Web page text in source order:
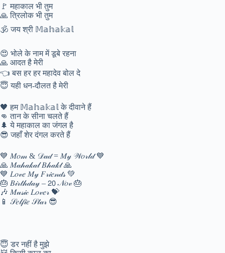
🚩 महाकाल भी तुम
🙏 त्रिलोक भी तुम
🕉️ जय श्री 𝕄𝕒𝕙𝕒𝕜𝕒𝕝
😍 भोले के नाम में डूबे रहना
🙏 आदत है मेरी
👈 बस हर हर महादेव बोल दे
😇 यही धन-दौलत है मेरी
🖤 हम 𝕄𝕒𝕙𝕒𝕜𝕒𝕝 के दीवाने हैं
👊 तान के सीना चलते हैं
🌲 ये महाकाल का जंगल है
😎 जहाँ शेर दंगल करते हैं
💙 𝑀𝑜𝓂 & 𝒟𝒶𝒹 = 𝑀𝓎 𝒲𝑜𝓇𝓁𝒹 💙
🙏 𝑀𝒶𝒽𝒶𝓀𝒶𝓁 𝐵𝒽𝒶𝓀𝓉 🙏
💙 𝐿𝑜𝓋𝑒 𝑀𝓎 𝐹𝓇𝒾𝑒𝓃𝒹𝓈 💚
🎂 𝐵𝒾𝓇𝓉𝒽𝒹𝒶𝓎 – 𝟤𝟢 𝒩𝑜𝓋 🎂
🎶 𝑀𝓊𝓈𝒾𝒸 𝐿𝑜𝓋𝑒𝓇 💝
📱 𝒮𝑒𝓁𝒻𝒾𝑒 𝒮𝓉𝒶𝓇 😎
😇 डर नहीं है मुझे